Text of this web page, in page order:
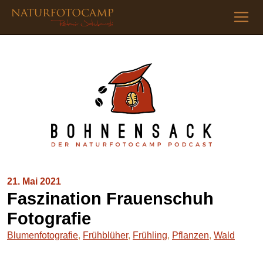
21. Mai 2021
Faszination Frauenschuh
Fotografie
Blumenfotografie, Frühblüher, Frühling, Pflanzen, Wald